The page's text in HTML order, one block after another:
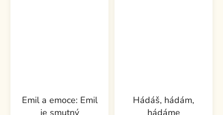
Emil a emoce: Emil
je smutný
Hádáš, hádám,
hádáme